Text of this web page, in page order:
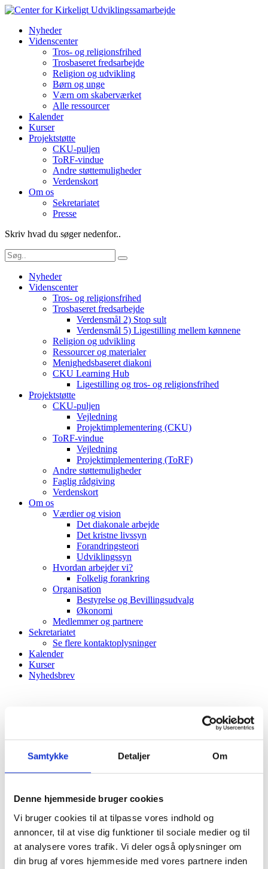
Samtykke Detaljer Om
Denne hjemmeside bruger cookies
Vi bruger cookies til at tilpasse vores indhold og
annoncer, til at vise dig funktioner til sociale medier og til
at analysere vores trafik. Vi deler også oplysninger om
din brug af vores hjemmeside med vores partnere inden
Nyheder
Videnscenter
Tros- og religionsfrihed
Trosbaseret fredsarbejde
Religion og udvikling
Børn og unge
Værn om skaberværket
Alle ressourcer
Kalender
Kurser
Projektstøtte
CKU-puljen
ToRF-vindue
Andre støttemuligheder
Verdenskort
Om os
Sekretariatet
Presse
Skriv hvad du søger nedenfor..
Nyheder
Videnscenter
Tros- og religionsfrihed
Trosbaseret fredsarbejde
Verdensmål 2) Stop sult
Verdensmål 5) Ligestilling mellem kønnene
Religion og udvikling
Ressourcer og materialer
Menighedsbaseret diakoni
CKU Learning Hub
Ligestilling og tros- og religionsfrihed
Projektstøtte
CKU-puljen
Vejledning
Projektimplementering (CKU)
ToRF-vindue
Vejledning
Projektimplementering (ToRF)
Andre støttemuligheder
Faglig rådgiving
Verdenskort
Om os
Værdier og vision
Det diakonale arbejde
Det kristne livssyn
Forandringsteori
Udviklingssyn
Hvordan arbejder vi?
Folkelig forankring
Organisation
Bestyrelse og Bevillingsudvalg
Økonomi
Medlemmer og partnere
Sekretariatet
Se flere kontaktoplysninger
Kalender
Kurser
Nyhedsbrev